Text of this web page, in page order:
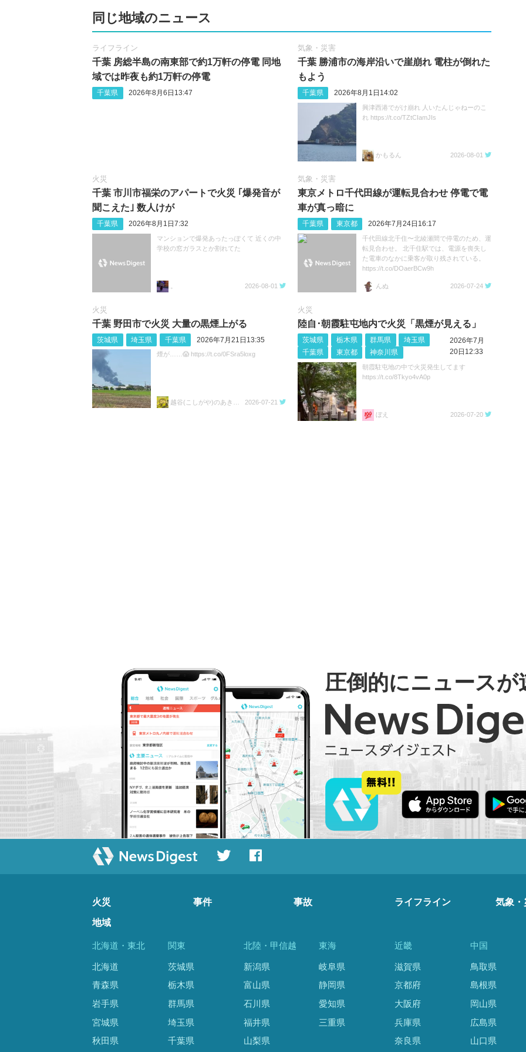
同じ地域のニュース
ライフライン
千葉 房総半島の南東部で約1万軒の停電 同地
域では昨夜も約1万軒の停電
千葉県 2026年8月6日13:47
気象・災害
千葉 勝浦市の海岸沿いで崖崩れ 電柱が倒れた
もよう
千葉県 2026年8月1日14:02
興津西港でがけ崩れ 人いたんじゃねーのこ
れ https://t.co/TZtCIamJIs
かもるん 2026-08-01
火災
千葉 市川市福栄のアパートで火災 ｢爆発音が
聞こえた｣ 数人けが
千葉県 2026年8月1日7:32
マンションで爆発あったっぽくて 近くの中
学校の窓ガラスとか割れてた
2026-08-01
気象・災害
東京メトロ千代田線が運転見合わせ 停電で電
車が真っ暗に
千葉県 東京都 2026年7月24日16:17
千代田線北千住〜北綾瀬間で停電のため、運
転見合わせ。 北千住駅では、電源を喪失し
た電車のなかに乗客が取り残されている。
https://t.co/DOaerBCw9h
んぬ 2026-07-24
火災
千葉 野田市で火災 大量の黒煙上がる
茨城県 埼玉県 千葉県 2026年7月21日13:35
煙が……😱 https://t.co/0FSra5loxg
2026-07-21
火災
陸自･朝霞駐屯地内で火災「黒煙が見える」
茨城県 栃木県 群馬県
埼玉県
千葉県
東京都 神奈川県
2026年7月
20日12:33
朝霞駐屯地の中で火災発生してます
https://t.co/8Tkyo4vA0p
ぼえ 2026-07-20
圧倒的にニュースが
火災 事件 事故 ライフライン 気象・
地域
北海道・東北
北海道
青森県
岩手県
宮城県
秋田県
関東
茨城県
栃木県
群馬県
埼玉県
千葉県
北陸・甲信越
新潟県
富山県
石川県
福井県
山梨県
東海
岐阜県
静岡県
愛知県
三重県
近畿
滋賀県
京都府
大阪府
兵庫県
奈良県
中国
鳥取県
島根県
岡山県
広島県
山口県